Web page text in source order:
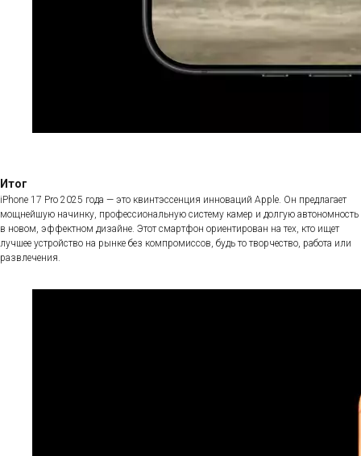
Итог
iPhone 17 Pro 2025 года — это квинтэссенция инноваций Apple. Он предлагает
мощнейшую начинку, профессиональную систему камер и долгую автономность
в новом, эффектном дизайне. Этот смартфон ориентирован на тех, кто ищет
лучшее устройство на рынке без компромиссов, будь то творчество, работа или
развлечения.